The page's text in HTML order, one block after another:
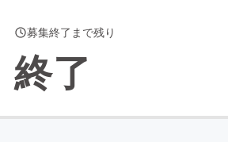
募集終了まで残り
終了